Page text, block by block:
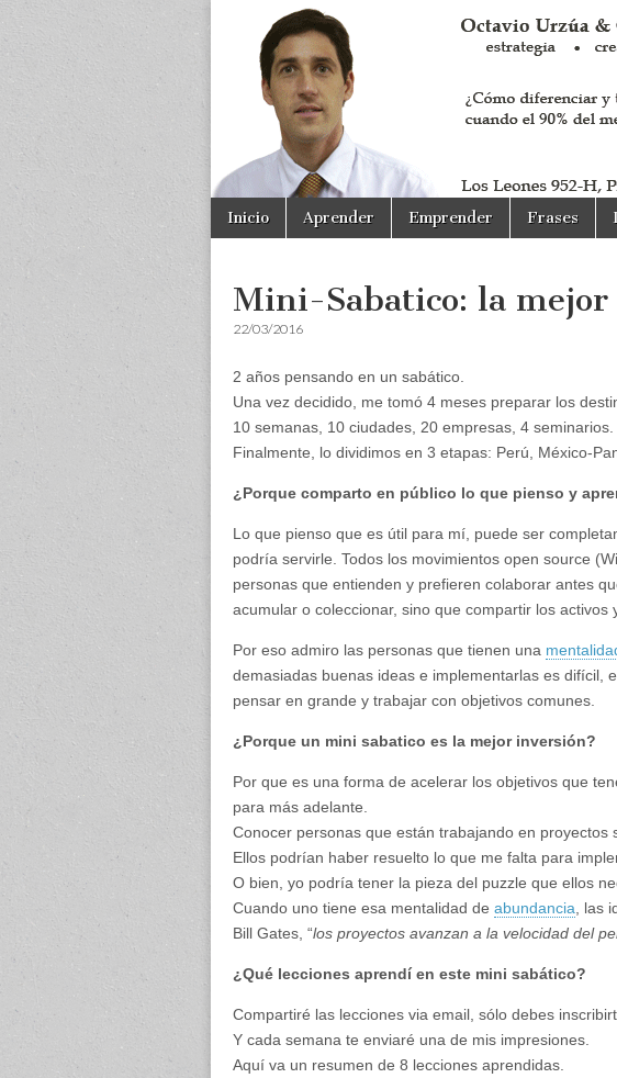
Main
menu
Skip
Inicio Aprender Emprender Frases
Mini-Sabatico: la
22/03/2016
2 años pensando en un sabático.
Una vez decidido, me tomó 4 meses preparar los
10 semanas, 10 ciudades, 20 empresas, 4 seminarios.
Finalmente, lo dividimos en 3 etapas: Perú, México-
¿Porque comparto en público lo que pienso y
Lo que pienso que es útil para mí, puede ser
podría servirle. Todos los movimientos open source
personas que entienden y prefieren colaborar antes
acumular o coleccionar, sino que compartir los activos
Por eso admiro las personas que tienen una
demasiadas buenas ideas e implementarlas es difícil,
pensar en grande y trabajar con objetivos comunes.
¿Porque un mini sabatico es la mejor inversión?
Por que es una forma de acelerar los objetivos que
para más adelante.
Conocer personas que están trabajando en proyectos
Ellos podrían haber resuelto lo que me falta para
O bien, yo podría tener la pieza del puzzle que ellos
Cuando uno tiene esa mentalidad de abundancia , las
Bill Gates, “los proyectos avanzan a la velocidad del
¿Qué lecciones aprendí en este mini sabático?
Compartiré las lecciones via email, sólo debes
Y cada semana te enviaré una de mis impresiones.
Aquí va un resumen de 8 lecciones aprendidas.